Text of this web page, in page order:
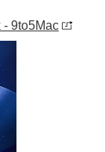
- 9to5Mac